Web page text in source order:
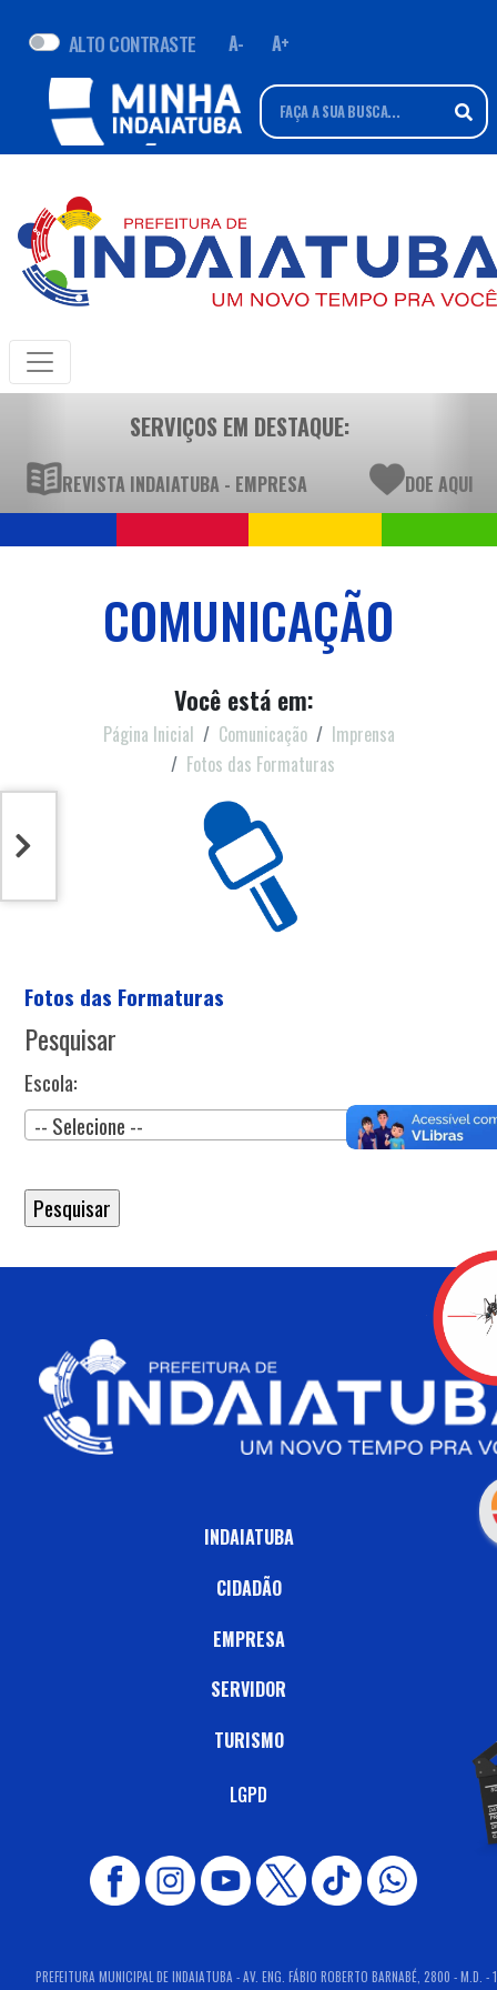
ALTO CONTRASTE A- A+
SERVIÇOS EM DESTAQUE:
REVISTA INDAIATUBA - EMPRESA DOE AQUI
COMUNICAÇÃO
Você está em:
Página Inicial Comunicação
Imprensa
Fotos das Formaturas
Fotos das Formaturas
Pesquisar
Escola:
-- Selecione --
INDAIATUBA
CIDADÃO
EMPRESA
SERVIDOR
TURISMO
LGPD
PREFEITURA MUNICIPAL DE INDAIATUBA - AV. ENG. FÁBIO ROBERTO BARNABÉ, 2800 - M.D. -